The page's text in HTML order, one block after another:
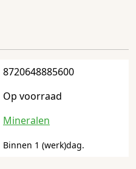
8720648885600
Op voorraad
Mineralen
Binnen 1 (werk)dag.